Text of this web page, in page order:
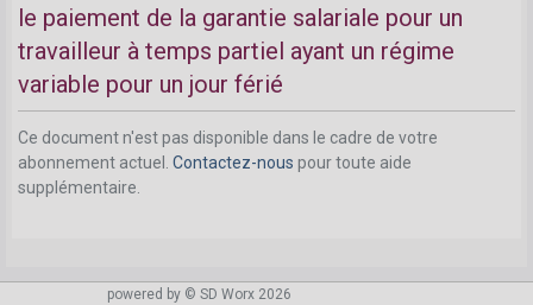
le paiement de la garantie salariale pour un
travailleur à temps partiel ayant un régime
variable pour un jour férié
Ce document n'est pas disponible dans le cadre de votre
abonnement actuel. Contactez-nous pour toute aide
supplémentaire.
powered by © SD Worx 2026